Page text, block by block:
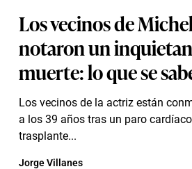
Los vecinos de
notaron un
muerte: lo que se
Los vecinos de la actriz están
a los 39 años tras un paro
trasplante...
Jorge Villanes